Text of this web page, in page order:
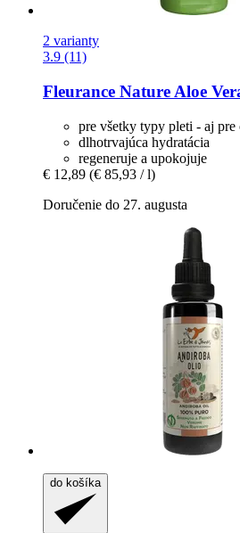
2 varianty
3.9 (11)
Fleurance Nature Aloe
pre všetky typy pleti - aj pre
dlhotrvajúca hydratácia
regeneruje a upokojuje
€ 12,89 (€ 85,93 / l)
Doručenie do 27. augusta
do košíka